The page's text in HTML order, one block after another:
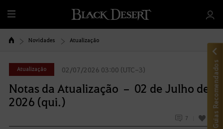
T
u
d
Novidades Atualização
Atualização 02/07/2026 03:00 (UTC-3)
Notas da Atualização – 02 de Julho de
2026 (qui.)
7 12Guias Recomendados